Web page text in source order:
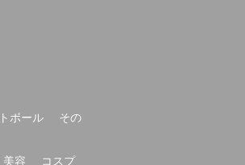
ボール
その
美容 コスプ